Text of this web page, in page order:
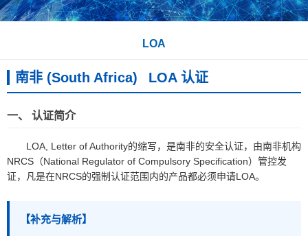
LOA
南非 (South Africa) LOA 认证
一、 认证简介
LOA, Letter of Authority的缩写，是南非的安全认证，由南非机构
NRCS（National Regulator of Compulsory Specification）管控发
证，凡是在NRCS的强制认证范围内的产品都必须申请LOA。
【补充与解析】